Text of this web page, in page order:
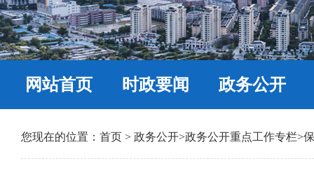
网站首页 时政要闻 政务公开
您现在的位置： 首页 > 政务公开>政务公开重点工作专栏>